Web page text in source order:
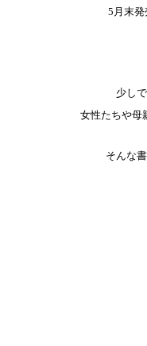
5月末発
少し
女性たちや母
そんな